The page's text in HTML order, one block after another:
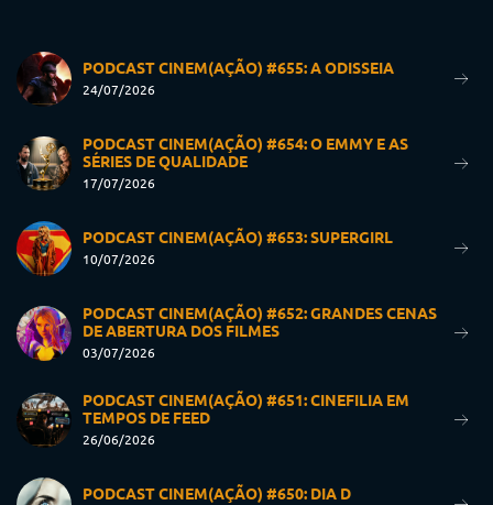
PODCAST CINEM(AÇÃO) #655: A ODISSEIA
24/07/2026
PODCAST CINEM(AÇÃO) #654: O EMMY E AS
SÉRIES DE QUALIDADE
17/07/2026
PODCAST CINEM(AÇÃO) #653: SUPERGIRL
10/07/2026
PODCAST CINEM(AÇÃO) #652: GRANDES CENAS
DE ABERTURA DOS FILMES
03/07/2026
PODCAST CINEM(AÇÃO) #651: CINEFILIA EM
TEMPOS DE FEED
26/06/2026
PODCAST CINEM(AÇÃO) #650: DIA D